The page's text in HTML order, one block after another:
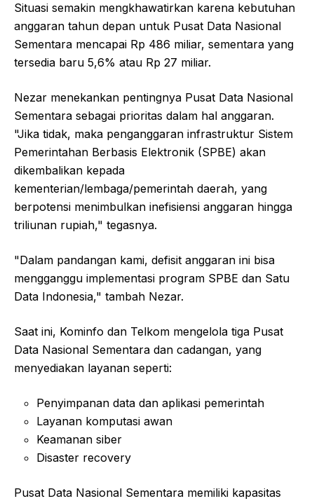
Situasi semakin mengkhawatirkan karena kebutuhan
anggaran tahun depan untuk Pusat Data Nasional
Sementara mencapai Rp 486 miliar, sementara yang
tersedia baru 5,6% atau Rp 27 miliar.
Nezar menekankan pentingnya Pusat Data Nasional
Sementara sebagai prioritas dalam hal anggaran.
"Jika tidak, maka penganggaran infrastruktur Sistem
Pemerintahan Berbasis Elektronik (SPBE) akan
dikembalikan kepada
kementerian/lembaga/pemerintah daerah, yang
berpotensi menimbulkan inefisiensi anggaran hingga
triliunan rupiah," tegasnya.
"Dalam pandangan kami, defisit anggaran ini bisa
mengganggu implementasi program SPBE dan Satu
Data Indonesia," tambah Nezar.
Saat ini, Kominfo dan Telkom mengelola tiga Pusat
Data Nasional Sementara dan cadangan, yang
menyediakan layanan seperti:
Penyimpanan data dan aplikasi pemerintah
Layanan komputasi awan
Keamanan siber
Disaster recovery
Pusat Data Nasional Sementara memiliki kapasitas